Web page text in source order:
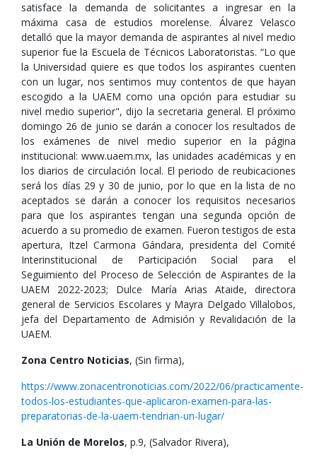
satisface la demanda de solicitantes a ingresar en la
máxima casa de estudios morelense. Álvarez Velasco
detalló que la mayor demanda de aspirantes al nivel medio
superior fue la Escuela de Técnicos Laboratoristas. “Lo que
la Universidad quiere es que todos los aspirantes cuenten
con un lugar, nos sentimos muy contentos de que hayan
escogido a la UAEM como una opción para estudiar su
nivel medio superior", dijo la secretaria general. El próximo
domingo 26 de junio se darán a conocer los resultados de
los exámenes de nivel medio superior en la página
institucional: www.uaem.mx, las unidades académicas y en
los diarios de circulación local. El periodo de reubicaciones
será los días 29 y 30 de junio, por lo que en la lista de no
aceptados se darán a conocer los requisitos necesarios
para que los aspirantes tengan una segunda opción de
acuerdo a su promedio de examen. Fueron testigos de esta
apertura, Itzel Carmona Gándara, presidenta del Comité
Interinstitucional de Participación Social para el
Seguimiento del Proceso de Selección de Aspirantes de la
UAEM 2022-2023; Dulce María Arias Ataide, directora
general de Servicios Escolares y Mayra Delgado Villalobos,
jefa del Departamento de Admisión y Revalidación de la
UAEM.
Zona Centro Noticias, (Sin firma),
https://www.zonacentronoticias.com/2022/06/practicamente-
todos-los-estudiantes-que-aplicaron-examen-para-las-
preparatorias-de-la-uaem-tendrian-un-lugar/
La Unión de Morelos, p.9, (Salvador Rivera),